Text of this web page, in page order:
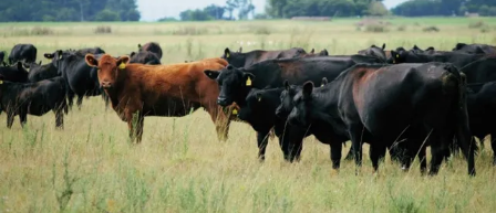
Mercados
Seguinos